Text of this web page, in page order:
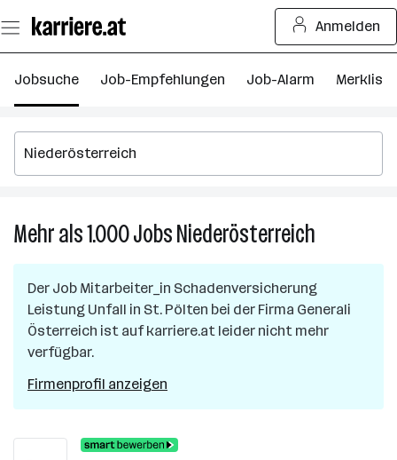
Seiteninhalt
springen
Anmelden
Jobsuche Job-Empfehlungen Job-Alarm Merkliste
Mehr als 1.000JobsNiederösterreich
Jobs
in
Der Job Mitarbeiter_in Schadenversicherung
Leistung Unfall in St. Pölten bei der Firma Generali
Österreich ist auf karriere.at leider nicht mehr
verfügbar.
Firmenprofil anzeigen